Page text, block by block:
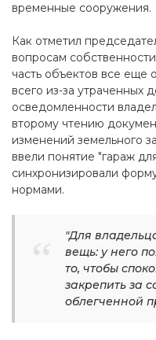
временные сооружения.
Как отметил
вопросам
часть объектов все еще
всего из-за утраченных
осведомленности
второму чтению
изменений земельного
ввели понятие "гараж
синхронизировали
нормами.
"Для
вещь: у него
то, чтобы
закрепить за
облегченной